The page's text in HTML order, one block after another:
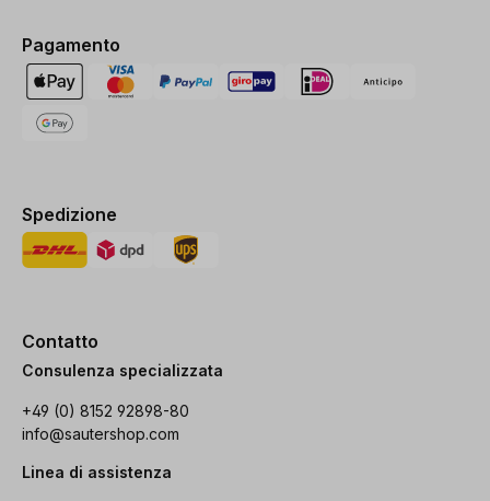
Pagamento
Spedizione
Contatto
Consulenza specializzata
+49 (0) 8152 92898-80
info@sautershop.com
Linea di assistenza